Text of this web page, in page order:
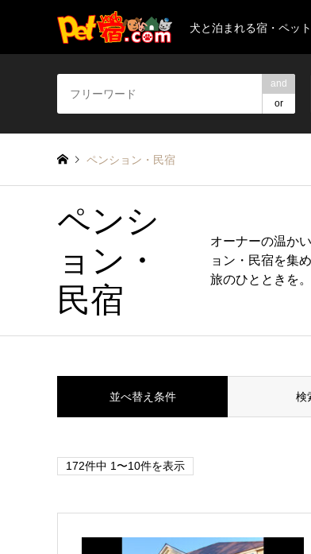
犬と泊まれる宿・ペッ
and
or
ペンション・民宿
ペンシ
ョン・
民宿
オーナーの温か
ョン・民宿を集
旅のひとときを。
並べ替え条件 検
172件中 1〜10件を表示